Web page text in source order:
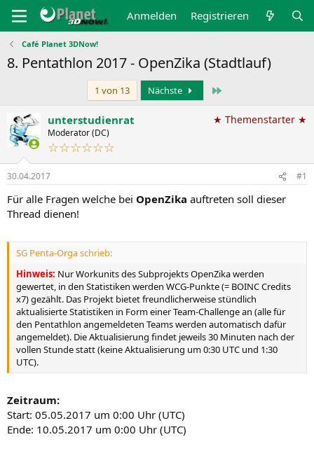
Anmelden Registrieren
Café Planet 3DNow!
8. Pentathlon 2017 - OpenZika (Stadtlauf)
1 von 13 Nächste
unterstudienrat
Moderator (DC)
☆☆☆☆☆☆
★ Themenstarter ★
30.04.2017 #1
Für alle Fragen welche bei OpenZika auftreten soll dieser
Thread dienen!
SG Penta-Orga schrieb:
Hinweis: Nur Workunits des Subprojekts OpenZika werden
gewertet, in den Statistiken werden WCG-Punkte (= BOINC Credits
x7) gezählt. Das Projekt bietet freundlicherweise stündlich
aktualisierte Statistiken in Form einer Team-Challenge an (alle für
den Pentathlon angemeldeten Teams werden automatisch dafür
angemeldet). Die Aktualisierung findet jeweils 30 Minuten nach der
vollen Stunde statt (keine Aktualisierung um 0:30 UTC und 1:30
UTC).
Zeitraum:
Start: 05.05.2017 um 0:00 Uhr (UTC)
Ende: 10.05.2017 um 0:00 Uhr (UTC)